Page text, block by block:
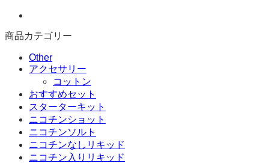
チ
入
り
キ
ッ
ド
100ml
個
商品カテゴリー
Other
アクセサリー
コットン
おすすめセット
スターターキット
ニコチンショット
ニコチンソルト
ニコチンなしリキッド
ニコチン入りリキッド